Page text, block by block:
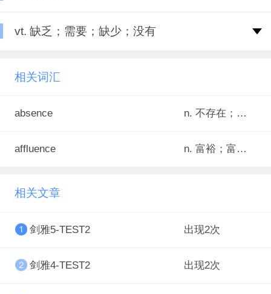
vt. 缺乏；需要；缺少；没有
相关词汇
absence n. 不存在；没有；缺乏
affluence n. 富裕；富足；财富
相关文章
剑雅5-TEST2 出现2次
剑雅4-TEST2 出现2次